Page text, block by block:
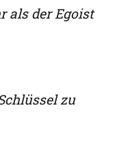
als der Egoist
zu